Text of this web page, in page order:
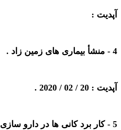
آپدیت :
4 - منشأ بیماری های زمین زاد .
آپدیت : 20 / 02 / 2020 .
5 - کار برد کانی ها در دارو سازی